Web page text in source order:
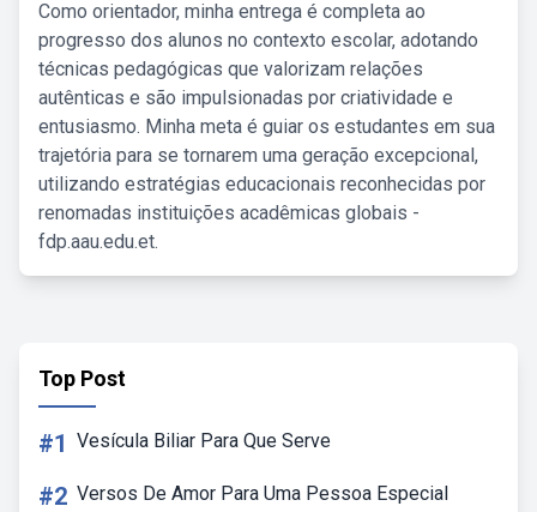
Como orientador, minha entrega é completa ao
progresso dos alunos no contexto escolar, adotando
técnicas pedagógicas que valorizam relações
autênticas e são impulsionadas por criatividade e
entusiasmo. Minha meta é guiar os estudantes em sua
trajetória para se tornarem uma geração excepcional,
utilizando estratégias educacionais reconhecidas por
renomadas instituições acadêmicas globais -
fdp.aau.edu.et.
Top Post
#1 Vesícula Biliar Para Que Serve
#2 Versos De Amor Para Uma Pessoa Especial